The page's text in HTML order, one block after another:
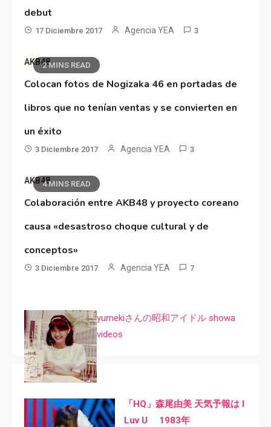
debut
17 Diciembre 2017 Agencia YEA 3
2 MINS READ
AKB48
Colocan fotos de Nogizaka 46 en portadas de
libros que no tenían ventas y se convierten en
un éxito
3 Diciembre 2017 Agencia YEA 3
4 MINS READ
AKB48
Colaboración entre AKB48 y proyecto coreano
causa «desastroso choque cultural y de
conceptos»
3 Diciembre 2017 Agencia YEA 7
yumekiさんの昭和アイドル showa
videos
「HQ」森尾由美 天気予報は I
Luv U 1983年